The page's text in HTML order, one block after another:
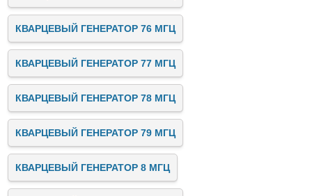
КВАРЦЕВЫЙ ГЕНЕРАТОР 76 МГЦ
КВАРЦЕВЫЙ ГЕНЕРАТОР 77 МГЦ
КВАРЦЕВЫЙ ГЕНЕРАТОР 78 МГЦ
КВАРЦЕВЫЙ ГЕНЕРАТОР 79 МГЦ
КВАРЦЕВЫЙ ГЕНЕРАТОР 8 МГЦ